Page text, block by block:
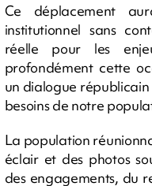
Ce déplacement
institutionnel sans
réelle pour les
profondément cette
un dialogue
besoins de notre
La population
éclair et des photos
des engagements, du